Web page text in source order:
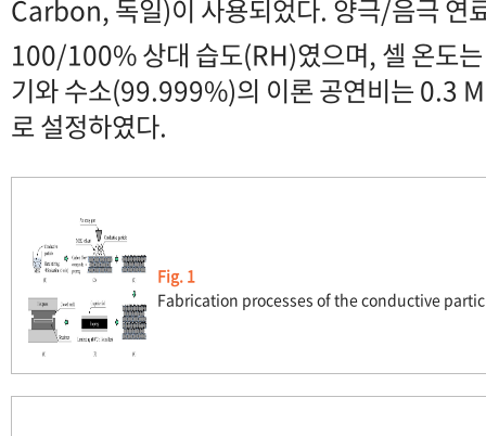
Carbon, 독일)이 사용되었다. 양극/음극 연
100/100% 상대 습도(RH)였으며, 셀 온도
기와 수소(99.999%)의 이론 공연비는 0.3
로 설정하였다.
Fig. 1
Fabrication processes of the conductive